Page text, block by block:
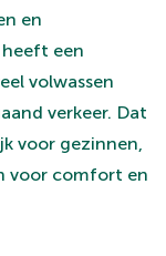
en
een
volwassen
verkeer. Dat
voor gezinnen,
voor comfort en